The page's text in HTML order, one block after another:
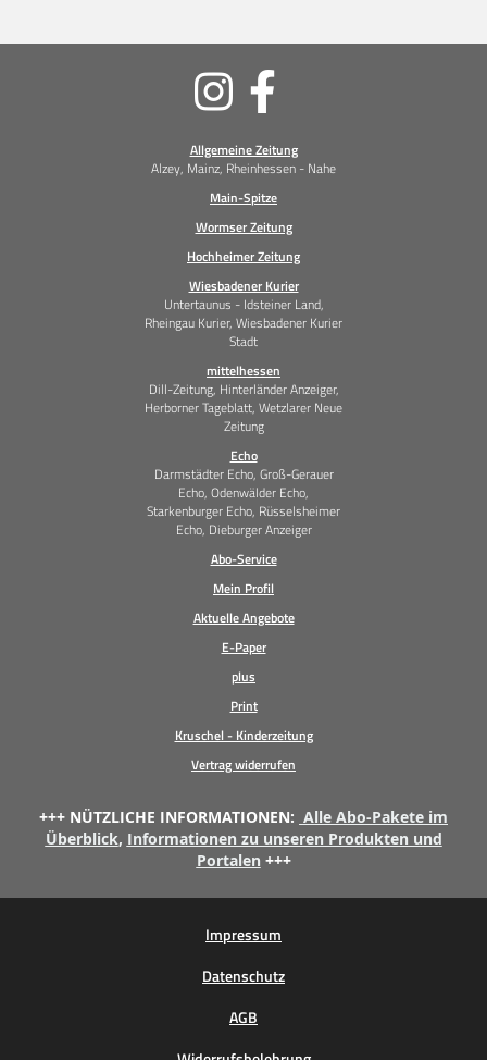
Allgemeine Zeitung
Alzey, Mainz, Rheinhessen - Nahe
Main-Spitze
Wormser Zeitung
Hochheimer Zeitung
Wiesbadener Kurier
Untertaunus - Idsteiner Land,
Rheingau Kurier, Wiesbadener Kurier
Stadt
mittelhessen
Dill-Zeitung, Hinterländer Anzeiger,
Herborner Tageblatt, Wetzlarer Neue
Zeitung
Echo
Darmstädter Echo, Groß-Gerauer
Echo, Odenwälder Echo,
Starkenburger Echo, Rüsselsheimer
Echo, Dieburger Anzeiger
Abo-Service
Mein Profil
Aktuelle Angebote
E-Paper
plus
Print
Kruschel - Kinderzeitung
Vertrag widerrufen
Soziale
Medien
+++ NÜTZLICHE INFORMATIONEN: Alle Abo-Pakete im
Überblick, Informationen zu unseren Produkten und
Portalen +++
Impressum
Datenschutz
AGB